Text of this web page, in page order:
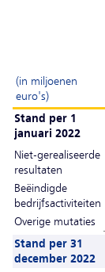
(in miljoenen
euro's)
Stand per 1
januari 2022
Niet-gerealiseerde
resultaten
Beëindigde
bedrijfsactiviteiten
Overige mutaties
Stand per 31
december 2022